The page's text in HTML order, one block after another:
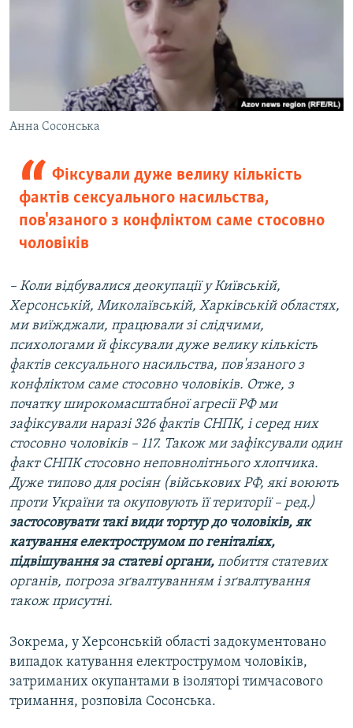
Анна Сосонська
Фіксували дуже велику кількість
фактів сексуального насильства,
пов'язаного з конфліктом саме стосовно
чоловіків
– Коли відбувалися деокупації у Київській,
Херсонській, Миколаївській, Харківській областях,
ми виїжджали, працювали зі слідчими,
психологами й фіксували дуже велику кількість
фактів сексуального насильства, пов'язаного з
конфліктом саме стосовно чоловіків. Отже, з
початку широкомасштабної агресії РФ ми
зафіксували наразі 326 фактів СНПК, і серед них
стосовно чоловіків – 117. Також ми зафіксували один
факт СНПК стосовно неповнолітнього хлопчика.
Дуже типово для росіян (військових РФ, які воюють
проти України та окуповують її території – ред.)
застосовувати такі види тортур до чоловіків, як
катування електрострумом по геніталіях,
підвішування за статеві органи, побиття статевих
органів, погроза зґвалтуванням і зґвалтування
також присутні.
Зокрема, у Херсонській області задокументовано
випадок катування електрострумом чоловіків,
затриманих окупантами в ізоляторі тимчасового
тримання, розповіла Сосонська.